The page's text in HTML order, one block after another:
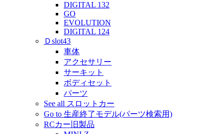
DIGITAL 132
GO
EVOLUTION
DIGITAL 124
Ｄslot43
車体
アクセサリー
サーキット
ボディセット
パーツ
See all スロットカー
Go to 生産終了モデル(パーツ検索用)
RCカー旧製品